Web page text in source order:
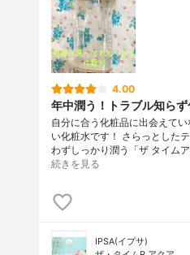
4.00
年中潤う！トラブル知ら
自分に合う化粧品に出会えて
い化粧水です！ さらっとした
わずしっかり潤う「ザ タイム
続きを見る
IPSA(イプサ)